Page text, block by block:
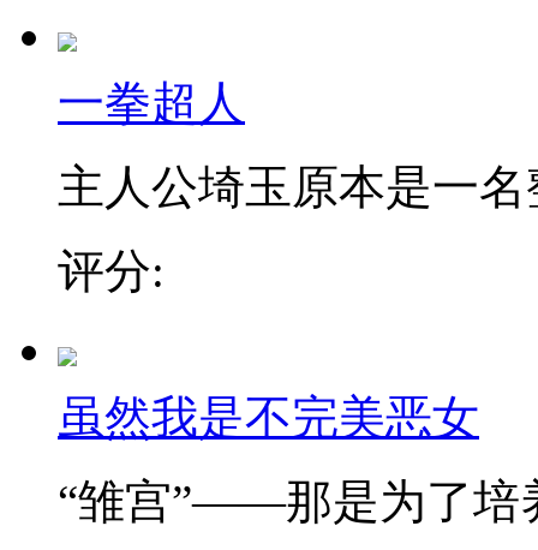
一拳超人
主人公埼玉原本是一名
评分:
虽然我是不完美恶女
“雏宫”——那是为了培